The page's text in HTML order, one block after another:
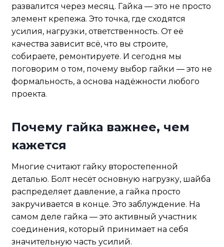
развалится через месяц. Гайка — это не просто
элемент крепежа. Это точка, где сходятся
усилия, нагрузки, ответственность. От её
качества зависит всё, что вы строите,
собираете, ремонтируете. И сегодня мы
поговорим о том, почему выбор гайки — это не
формальность, а основа надёжности любого
проекта.
Почему гайка важнее, чем
кажется
Многие считают гайку второстепенной
деталью. Болт несёт основную нагрузку, шайба
распределяет давление, а гайка просто
закручивается в конце. Это заблуждение. На
самом деле гайка — это активный участник
соединения, который принимает на себя
значительную часть усилий.